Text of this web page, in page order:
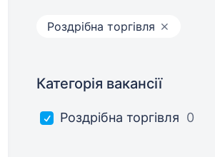
Роздрібна торгівля
Категорія вакансії
Роздрібна торгівля 0